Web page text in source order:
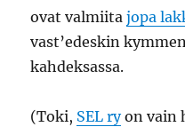
ovat valmiitajopa
vast’edeskin
kahdeksassa.
(Toki, SEL ryon vain